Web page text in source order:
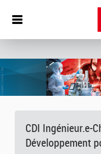
CDI Ingénieur.e-
Développement